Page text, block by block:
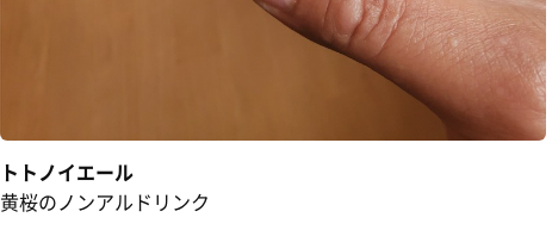
トトノイエール
黄桜のノンアルドリンク